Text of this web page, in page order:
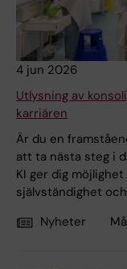
4 jun 2026
Utlysning av
karriären
Är du en
att ta nästa steg i
KI ger dig
självständighet
Nyheter